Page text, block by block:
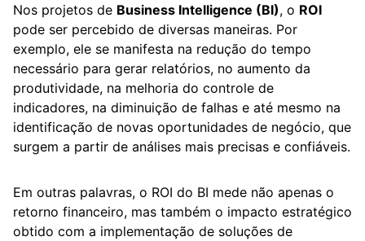
Nos projetos de Business Intelligence (BI), o ROI
pode ser percebido de diversas maneiras. Por
exemplo, ele se manifesta na redução do tempo
necessário para gerar relatórios, no aumento da
produtividade, na melhoria do controle de
indicadores, na diminuição de falhas e até mesmo na
identificação de novas oportunidades de negócio, que
surgem a partir de análises mais precisas e confiáveis.
Em outras palavras, o ROI do BI mede não apenas o
retorno financeiro, mas também o impacto estratégico
obtido com a implementação de soluções de